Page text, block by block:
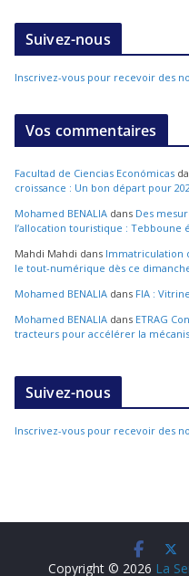
Suivez-nous
Inscrivez-vous pour recevoir des
Vos commentaires
Facultad de Ciencias Económicas
croissance : Un bon départ pour
Mohamed BENALIA dans Des
l’allocation touristique : Tebboune
Mahdi Mahdi dans Immatriculation
le tout-numérique dès ce
Mohamed BENALIA dans FIA :
Mohamed BENALIA dans ETRAG
tracteurs pour accélérer la
Suivez-nous
Inscrivez-vous pour recevoir des
Copyright © 2026 La